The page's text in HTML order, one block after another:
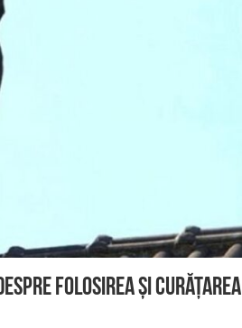
a ascuns un izvor de sănătate VIDEO
de copii la Carașova VIDEO
– str. Văliugului și Plastomet
– avarie – Calea Severinului
folosirea şi curăţarea